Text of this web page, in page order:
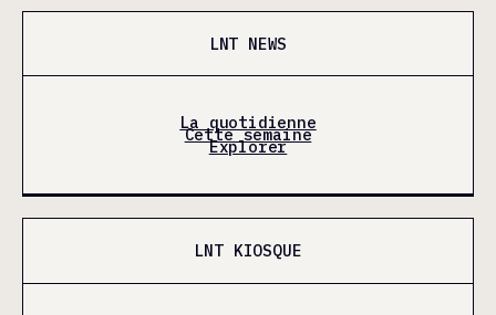
LNT NEWS
La quotidienne
Cette semaine
Explorer
LNT KIOSQUE